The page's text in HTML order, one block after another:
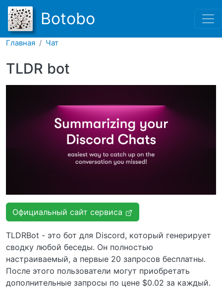
Перейти к основному
Botobo
Главная Чат
TLDR bot
Официальный сайт сервиса
TLDRBot - это бот для Discord, который генерирует
сводку любой беседы. Он полностью
настраиваемый, а первые 20 запросов бесплатны.
После этого пользователи могут приобретать
дополнительные запросы по цене $0.02 за каждый.